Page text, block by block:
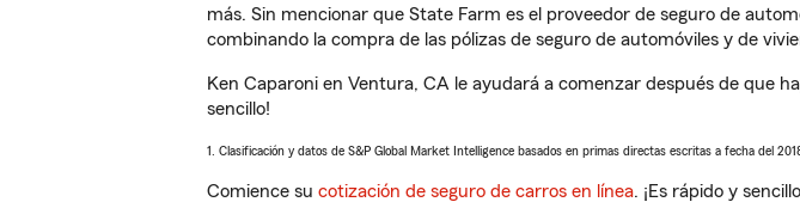
más. Sin mencionar que State Farm es el proveedor de seguro de
combinando la compra de las pólizas de seguro de automóviles y de
Ken Caparoni en Ventura, CA le ayudará a comenzar después de que
sencillo!
1. Clasificación y datos de S&P Global Market Intelligence basados en primas directas escritas a fecha del
Comience su cotización de seguro de carros en línea. ¡Es rápido y